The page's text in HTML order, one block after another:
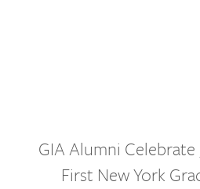
GIA Alumni Celebrate
First New York